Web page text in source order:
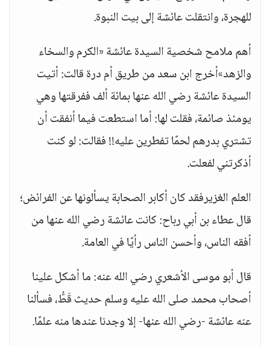
للهجرة، وانتقلت عائشة إلى بيت النبوة.
أهم ملامح شخصية السيدة عائشة «الكرم والسخاء
والزهد»أخرج ابن سعد من طريق أم درة قالت: أتيت
السيدة عائشة رضي الله عنها بمائة ألف ففرقتها وهي
يومئذ صائمة، فقلت لها: أما استطعت فيما أنفقت أن
تشتري بدرهم لحمًا تفطرين عليه!! فقالت: لو كنت
أذكرتني لفعلت.
العلم الغزيرفقد كان أكابر الصحابة يسألونها عن الفرائض؛
قال عطاء بن أبي رباح: كانت عائشة رضي الله عنها من
أفقه الناس، وأحسن الناس رأيًا في العامة.
قال أبو موسى الأشعري رضي الله عنه: ما أشكل علينا
أصحاب محمد صلى الله عليه وسلم حديث قَطُّ، فسألنا
عنه عائشة -رضي الله عنها- إلا وجدنا عندها منه علمًا.